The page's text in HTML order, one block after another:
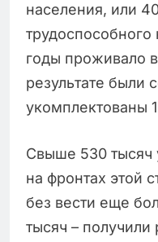
населения, или
трудоспособного
годы проживало
результате были
укомплектованы
Свыше 530 тысяч
на фронтах этой
без вести еще
тысяч –